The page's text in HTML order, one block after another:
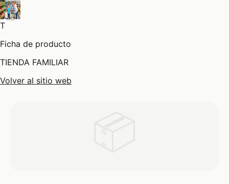
T
Ficha de producto
TIENDA FAMILIAR
Volver al sitio web